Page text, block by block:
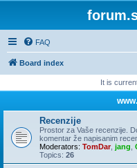
FAQ
Board index
It is
Recenzije
Prostor za Vaše recenzije.
komentar že napisanim
Moderators: TomDar, jang
Topics: 26